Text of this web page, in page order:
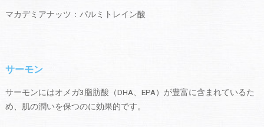
マカデミアナッツ：パルミトレイン酸
サーモン
サーモンにはオメガ3脂肪酸（DHA、EPA）が豊富に含まれているた
め、肌の潤いを保つのに効果的です。